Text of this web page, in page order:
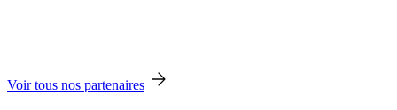
Voir tous nos partenaires